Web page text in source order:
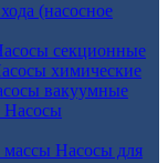
(насосное
секционные
химические
вакуумные
Насосы
Насосы для